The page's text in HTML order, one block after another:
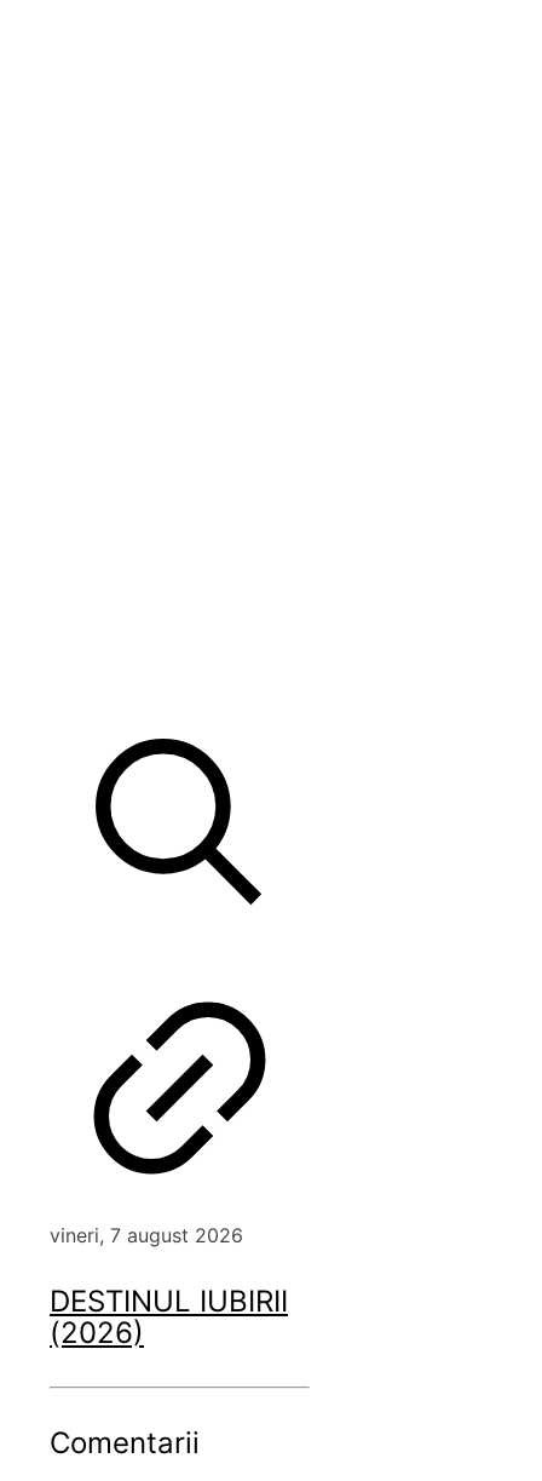
vineri, 7 august 2026
DESTINUL IUBIRII
(2026)
Comentarii